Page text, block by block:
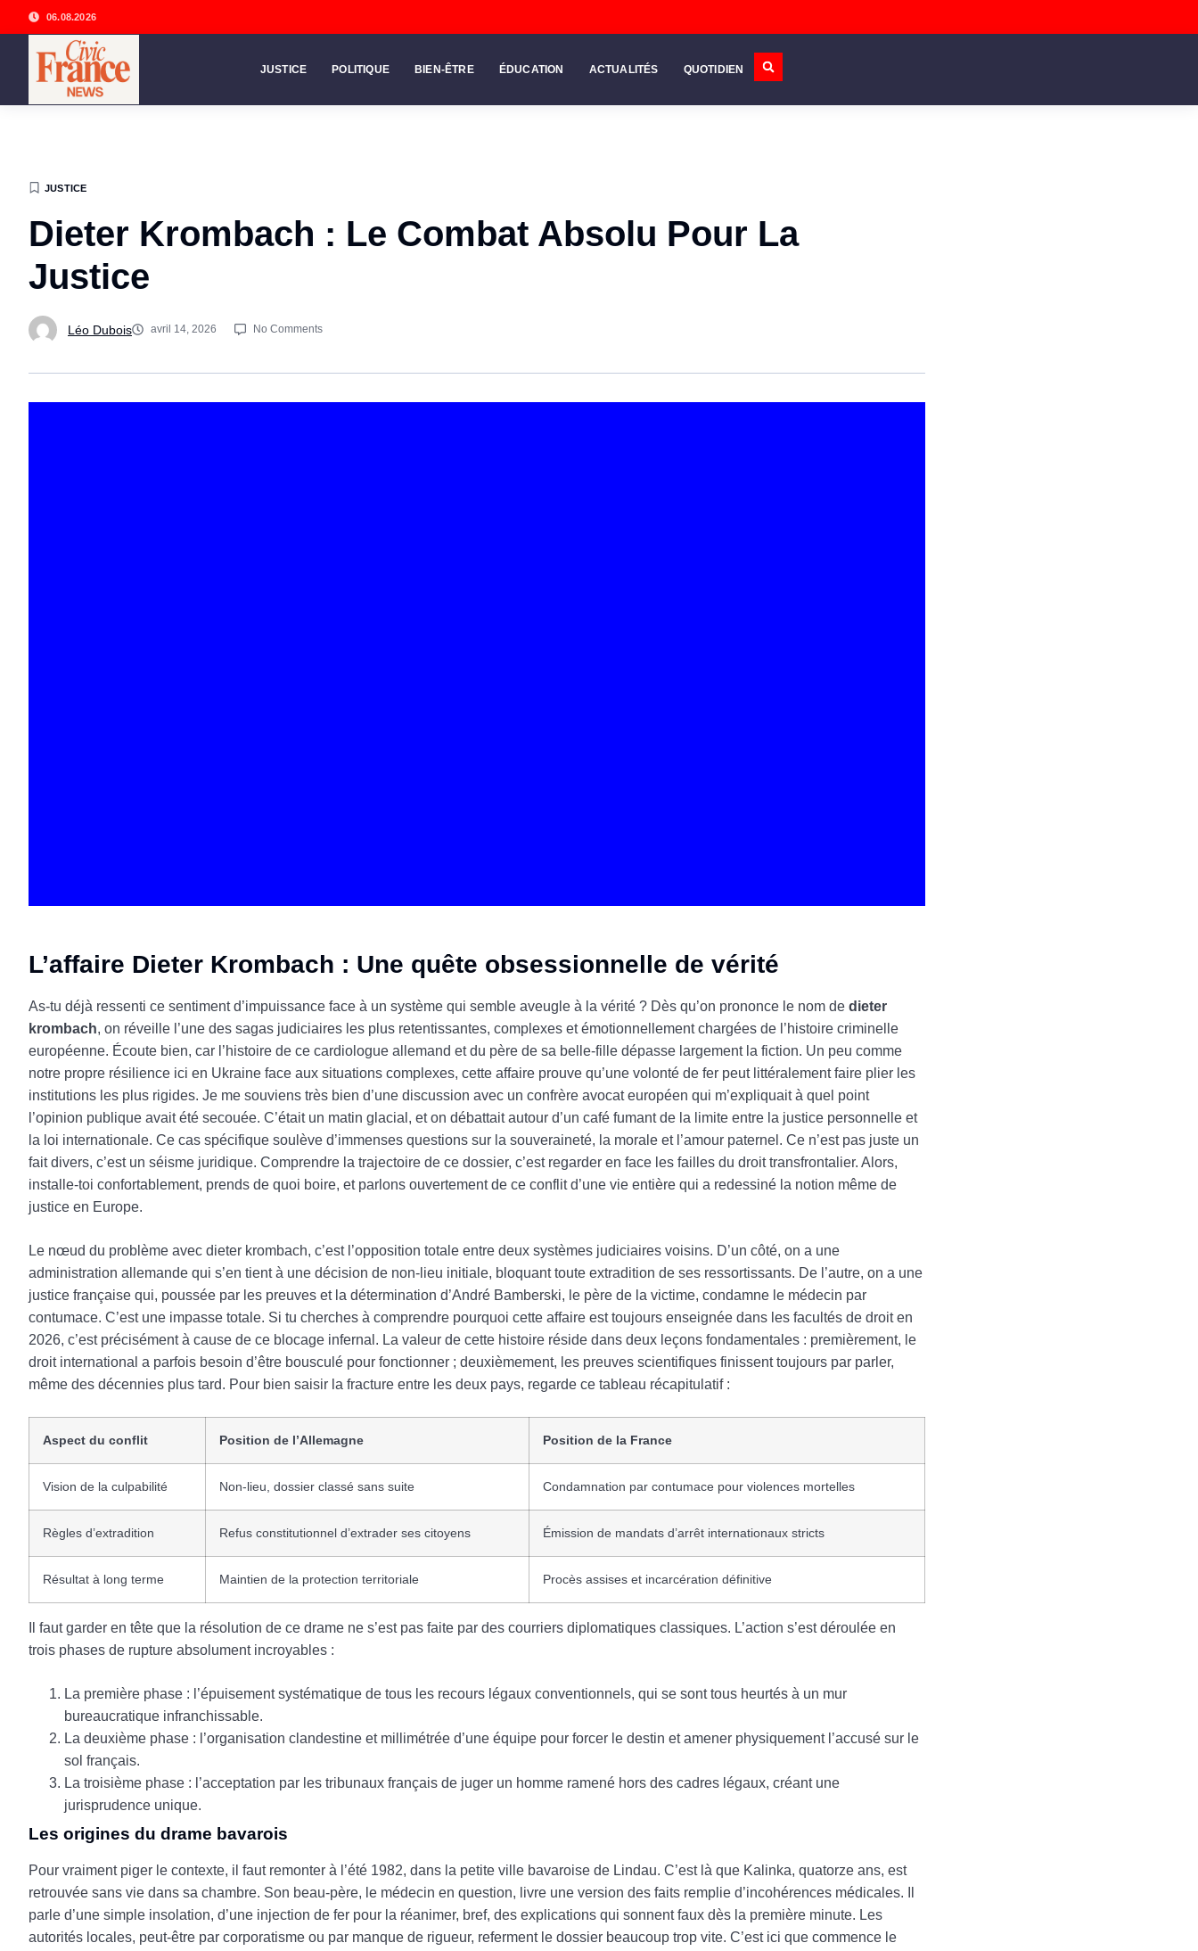
06.08.2026
JUSTICE POLITIQUE BIEN-ÊTRE ÉDUCATION ACTUALITÉS QUOTIDIEN
JUSTICE
Dieter Krombach : Le Combat Absolu Pour La
Justice
Léo Dubois avril 14, 2026 No Comments
L’affaire Dieter Krombach : Une quête obsessionnelle de vérité
As-tu déjà ressenti ce sentiment d’impuissance face à un système qui semble aveugle à la vérité ? Dès qu’on prononce le nom de dieter
krombach, on réveille l’une des sagas judiciaires les plus retentissantes, complexes et émotionnellement chargées de l’histoire criminelle
européenne. Écoute bien, car l’histoire de ce cardiologue allemand et du père de sa belle-fille dépasse largement la fiction. Un peu comme
notre propre résilience ici en Ukraine face aux situations complexes, cette affaire prouve qu’une volonté de fer peut littéralement faire plier les
institutions les plus rigides. Je me souviens très bien d’une discussion avec un confrère avocat européen qui m’expliquait à quel point
l’opinion publique avait été secouée. C’était un matin glacial, et on débattait autour d’un café fumant de la limite entre la justice personnelle et
la loi internationale. Ce cas spécifique soulève d’immenses questions sur la souveraineté, la morale et l’amour paternel. Ce n’est pas juste un
fait divers, c’est un séisme juridique. Comprendre la trajectoire de ce dossier, c’est regarder en face les failles du droit transfrontalier. Alors,
installe-toi confortablement, prends de quoi boire, et parlons ouvertement de ce conflit d’une vie entière qui a redessiné la notion même de
justice en Europe.
Le nœud du problème avec dieter krombach, c’est l’opposition totale entre deux systèmes judiciaires voisins. D’un côté, on a une
administration allemande qui s’en tient à une décision de non-lieu initiale, bloquant toute extradition de ses ressortissants. De l’autre, on a une
justice française qui, poussée par les preuves et la détermination d’André Bamberski, le père de la victime, condamne le médecin par
contumace. C’est une impasse totale. Si tu cherches à comprendre pourquoi cette affaire est toujours enseignée dans les facultés de droit en
2026, c’est précisément à cause de ce blocage infernal. La valeur de cette histoire réside dans deux leçons fondamentales : premièrement, le
droit international a parfois besoin d’être bousculé pour fonctionner ; deuxièmement, les preuves scientifiques finissent toujours par parler,
même des décennies plus tard. Pour bien saisir la fracture entre les deux pays, regarde ce tableau récapitulatif :
Aspect du conflit Position de l’Allemagne Position de la France
Vision de la culpabilité Non-lieu, dossier classé sans suite Condamnation par contumace pour violences mortelles
Règles d’extradition Refus constitutionnel d’extrader ses citoyens Émission de mandats d’arrêt internationaux stricts
Résultat à long terme Maintien de la protection territoriale Procès assises et incarcération définitive
Il faut garder en tête que la résolution de ce drame ne s’est pas faite par des courriers diplomatiques classiques. L’action s’est déroulée en
trois phases de rupture absolument incroyables :
La première phase : l’épuisement systématique de tous les recours légaux conventionnels, qui se sont tous heurtés à un mur
bureaucratique infranchissable.
La deuxième phase : l’organisation clandestine et millimétrée d’une équipe pour forcer le destin et amener physiquement l’accusé sur le
sol français.
La troisième phase : l’acceptation par les tribunaux français de juger un homme ramené hors des cadres légaux, créant une
jurisprudence unique.
Les origines du drame bavarois
Pour vraiment piger le contexte, il faut remonter à l’été 1982, dans la petite ville bavaroise de Lindau. C’est là que Kalinka, quatorze ans, est
retrouvée sans vie dans sa chambre. Son beau-père, le médecin en question, livre une version des faits remplie d’incohérences médicales. Il
parle d’une simple insolation, d’une injection de fer pour la réanimer, bref, des explications qui sonnent faux dès la première minute. Les
autorités locales, peut-être par corporatisme ou par manque de rigueur, referment le dossier beaucoup trop vite. C’est ici que commence le